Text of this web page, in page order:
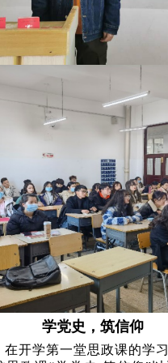
学党史，筑信仰
在开学第一堂思政课的学